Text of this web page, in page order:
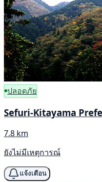
ปลอดภัย
Sefuri-Kitayama
7.8 km
ยังไม่มีเหตุการณ์
แจ้งเตือน